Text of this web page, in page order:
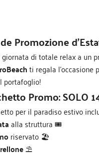
Promozione
giornata di totale relax a un
ti regala l'occasione
portafoglio!
Promo: SOLO
per il paradiso estivo
alla struttura 🎟️
riservato 🏖️
⛱️